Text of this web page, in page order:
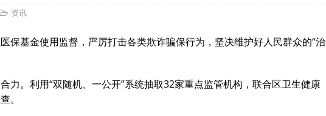
资讯
保基金使用监督，严厉打击各类欺诈骗保行为，坚决维护好人民群众的“治
力。利用“双随机、一公开”系统抽取32家重点监管机构，联合区卫生健康
。